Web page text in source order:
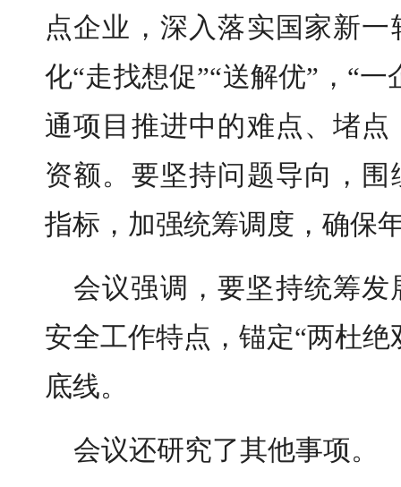
点企业，深入落实国家新
化“走找想促”“送解优”，“
通项目推进中的难点、堵
资额。要坚持问题导向，
指标，加强统筹调度，确保
会议强调，要坚持统筹
安全工作特点，锚定“两杜
底线。
会议还研究了其他事项。